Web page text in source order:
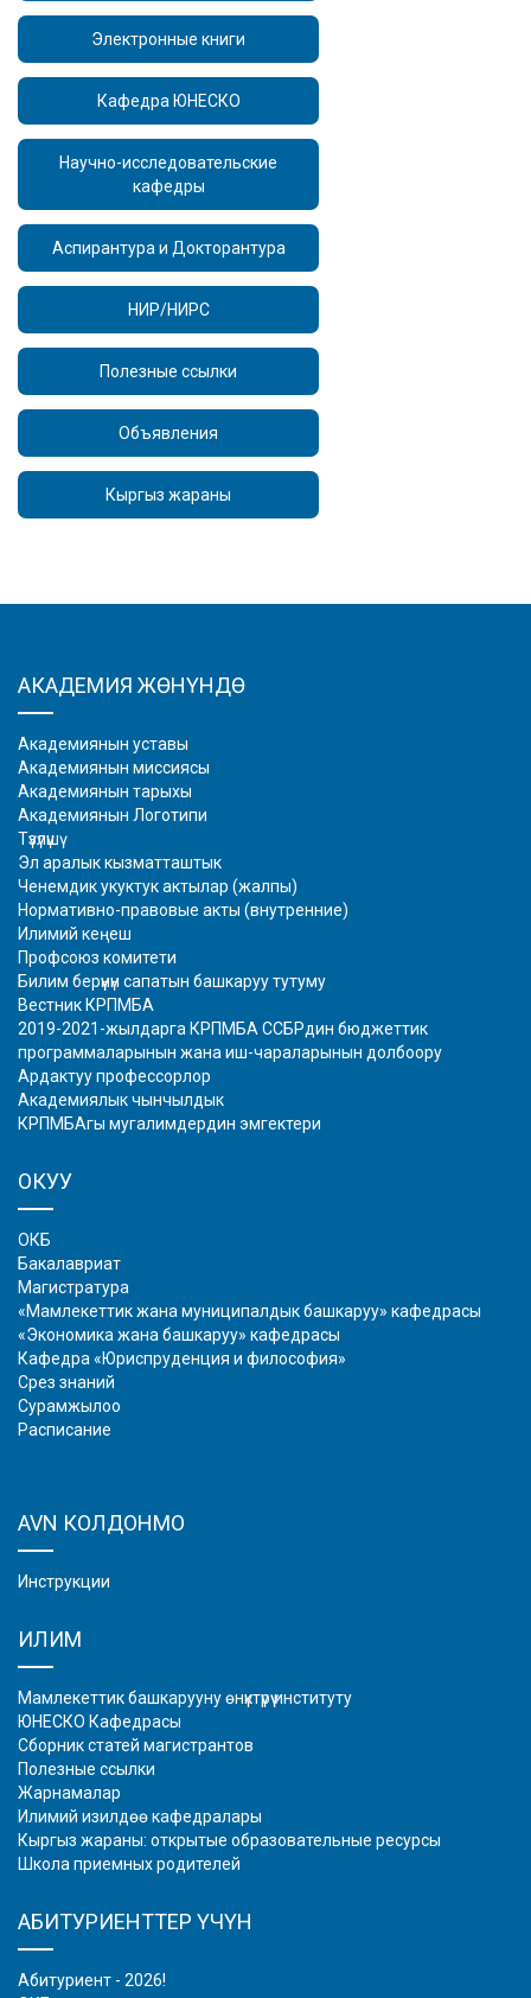
Электронные книги
Кафедра ЮНЕСКО
Научно-исследовательские
кафедры
Аспирантура и Докторантура
НИР/НИРС
Полезные ссылки
Объявления
Кыргыз жараны
АКАДЕМИЯ ЖӨНҮНДӨ
Академиянын уставы
Академиянын миссиясы
Академиянын тарыхы
Академиянын Логотипи
Түзүлүшү
Эл аралык кызматташтык
Ченемдик укуктук актылар (жалпы)
Нормативно-правовые акты (внутренние)
Илимий кеңеш
Профсоюз комитети
Билим берүүнүн сапатын башкаруу тутуму
Вестник КРПМБА
2019-2021-жылдарга КРПМБА ССБРдин бюджеттик
программаларынын жана иш-чараларынын долбоору
Ардактуу профессорлор
Академиялык чынчылдык
КРПМБАгы мугалимдердин эмгектери
ОКУУ
ОКБ
Бакалавриат
Магистратура
«Мамлекеттик жана муниципалдык башкаруу» кафедрасы
«Экономика жана башкаруу» кафедрасы
Кафедра «Юриспруденция и философия»
Срез знаний
Сурамжылоо
Расписание
AVN КОЛДОНМО
Инструкции
ИЛИМ
Мамлекеттик башкарууну өнүктүрүү институту
ЮНЕСКО Кафедрасы
Сборник статей магистрантов
Полезные ссылки
Жарнамалар
Илимий изилдөө кафедралары
Кыргыз жараны: открытые образовательные ресурсы
Школа приемных родителей
АБИТУРИЕНТТЕР ҮЧҮН
Абитуриент - 2026!